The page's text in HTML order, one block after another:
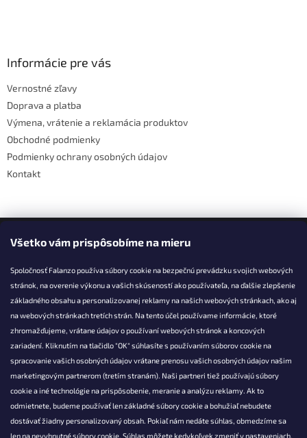
Všetko vám prispôsobíme na mieru
Spoločnosť Falanzo používa súbory cookie na bezpečnú prevádzku svojich webových
stránok, na overenie výkonu a vašich skúseností ako používateľa, na ďalšie zlepšenie
základného obsahu a personalizovanej reklamy na našich webových stránkach, ako aj
na webových stránkach tretích strán. Na tento účel používame informácie, ktoré
zhromažďujeme, vrátane údajov o používaní webových stránok a koncových
zariadení. Kliknutím na tlačidlo "OK" súhlasíte s používaním súborov cookie na
spracovanie vašich osobných údajov vrátane prenosu vašich osobných údajov našim
marketingovým partnerom (tretím stranám). Naši partneri tiež používajú súbory
cookie a iné technológie na prispôsobenie, meranie a analýzu reklamy. Ak to
odmietnete, budeme používať len základné súbory cookie a bohužiaľ nebudete
dostávať žiadny personalizovaný obsah. Pokiaľ nám nedáte súhlas, obmedzíme sa
len na nevyhnutné súbory cookie. Súhlas môžete kedykoľvek zmeniť v nastaveniach.
Informácie pre vás
Vernostné zľavy
Doprava a platba
Výmena, vrátenie a reklamácia produktov
Obchodné podmienky
Podmienky ochrany osobných údajov
Kontakt
Facebook
KONTAKT
info@falanzo.sk
Falanzo.sk
FalanzoSK